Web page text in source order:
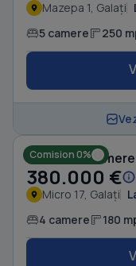
Mazepa 1, Galați
5 camere 250
Comision 0%
Casă cu 4
380.000 €
Micro 17, Galați
4 camere 180